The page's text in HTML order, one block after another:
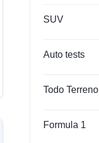
SUV
Auto tests
Todo Terreno
Formula 1